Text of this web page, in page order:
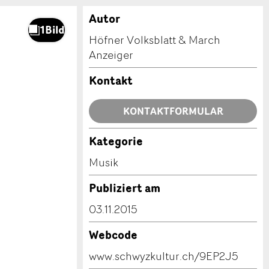
Autor
Höfner Volksblatt & March
Anzeiger
Kontakt
KONTAKTFORMULAR
Kategorie
Musik
Publiziert am
03.11.2015
Webcode
www.schwyzkultur.ch/9EP2J5